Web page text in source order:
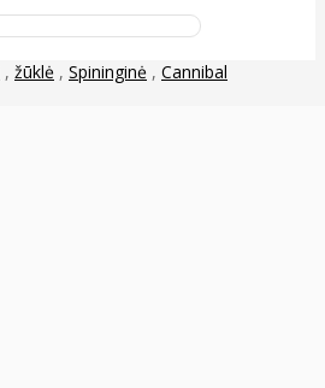
, žūklė , Spininginė , Cannibal